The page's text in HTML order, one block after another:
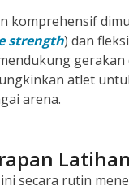
komprehensif
strength) dan
atlet
arena.
secara rutin